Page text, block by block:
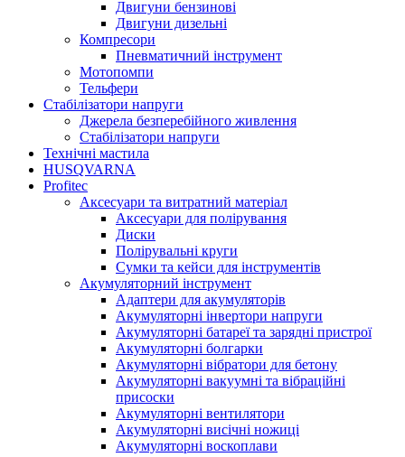
Двигуни бензинові
Двигуни дизельні
Компресори
Пневматичний інструмент
Мотопомпи
Тельфери
Стабілізатори напруги
Джерела безперебійного живлення
Стабілізатори напруги
Технічні мастила
HUSQVARNA
Profitec
Аксесуари та витратний матеріал
Аксесуари для полірування
Диски
Полірувальні круги
Сумки та кейси для інструментів
Акумуляторний інструмент
Адаптери для акумуляторів
Акумуляторні інвертори напруги
Акумуляторні батареї та зарядні пристрої
Акумуляторні болгарки
Акумуляторні вібратори для бетону
Акумуляторні вакуумні та вібраційні
присоски
Акумуляторні вентилятори
Акумуляторні висічні ножиці
Акумуляторні воскоплави